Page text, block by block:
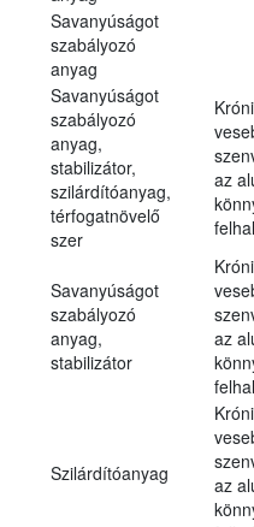
Savanyúságot
szabályozó
anyag
Savanyúságot
szabályozó
anyag,
stabilizátor,
szilárdítóanyag,
térfogatnövelő
szer
az
Savanyúságot
szabályozó
anyag,
stabilizátor
az
Szilárdítóanyag
az